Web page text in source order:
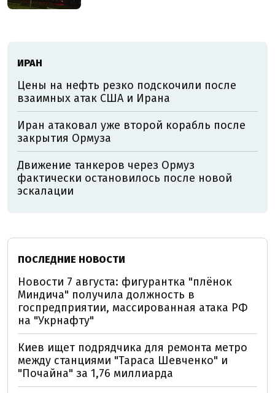
ИРАН
Цены на нефть резко подскочили после
взаимных атак США и Ирана
Иран атаковал уже второй корабль после
закрытия Ормуза
Движение танкеров через Ормуз
фактически остановилось после новой
эскалации
ПОСЛЕДНИЕ НОВОСТИ
Новости 7 августа: фигурантка "плёнок
Миндича" получила должность в
госпредприятии, массированная атака РФ
на "Укрнафту"
Киев ищет подрядчика для ремонта метро
между станциями "Тараса Шевченко" и
"Почайна" за 1,76 миллиарда